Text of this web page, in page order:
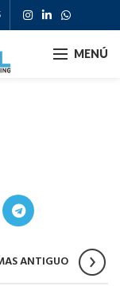
MENÚ
ANTIGUO